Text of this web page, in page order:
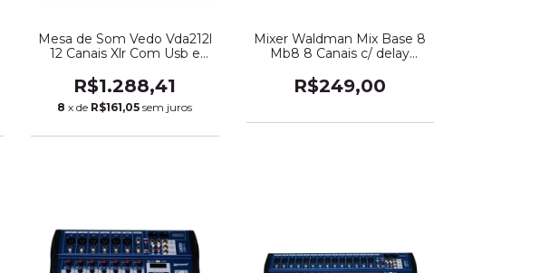
Mesa de Som Vedo Vda212l
12 Canais Xlr Com Usb e
R$1.288,41
8 x de R$161,05 sem juros
Mixer Waldman Mix Base 8
Mb8 8 Canais c/ delay
R$249,00